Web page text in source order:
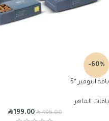
-60%
باقة التوفير *5
باقات الماهر
R495.00
R199.00